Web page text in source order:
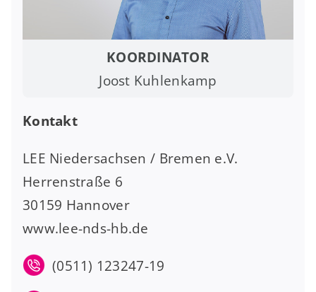
KOORDINATOR
Joost Kuhlenkamp
Kontakt
LEE Niedersachsen / Bremen e.V.
Herrenstraße 6
30159 Hannover
www.lee-nds-hb.de
(0511) 123247-19